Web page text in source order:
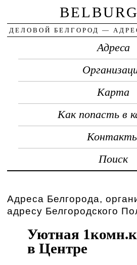
ДЕЛОВОЙ БЕЛГОРОД —
Адреса
Карта
Как попасть в
Поиск
Адреса Белгорода,
адресу Белгородского
Уютная
в Центре